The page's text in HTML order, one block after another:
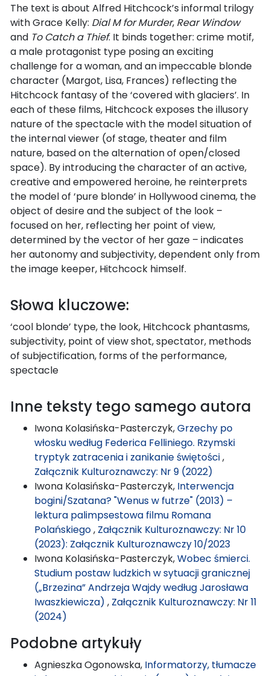
The text is about Alfred Hitchcock’s informal trilogy
with Grace Kelly: Dial M for Murder, Rear Window
and To Catch a Thief. It binds together: crime motif,
a male protagonist type posing an exciting
challenge for a woman, and an impeccable blonde
character (Margot, Lisa, Frances) reflecting the
Hitchcock fantasy of the ‘covered with glaciers’. In
each of these films, Hitchcock exposes the illusory
nature of the spectacle with the model situation of
the internal viewer (of stage, theater and film
nature, based on the alternation of open/closed
space). By introducing the character of an active,
creative and empowered heroine, he reinterprets
the model of ‘pure blonde’ in Hollywood cinema, the
object of desire and the subject of the look –
focused on her, reflecting her point of view,
determined by the vector of her gaze – indicates
her autonomy and subjectivity, dependent only from
the image keeper, Hitchcock himself.
Słowa kluczowe:
‘cool blonde’ type, the look, Hitchcock phantasms,
subjectivity, point of view shot, spectator, methods
of subjectification, forms of the performance,
spectacle
Inne teksty tego samego autora
Iwona Kolasińska-Pasterczyk,Grzechy po
włosku według Federica Felliniego. Rzymski
tryptyk zatracenia i zanikanie świętości,
Załącznik Kulturoznawczy: Nr 9 (2022)
Iwona Kolasińska-Pasterczyk, Interwencja
bogini/Szatana? "Wenus w futrze" (2013) –
lektura palimpsestowa filmu Romana
Polańskiego, Załącznik Kulturoznawczy: Nr 10
(2023): Załącznik Kulturoznawczy 10/2023
Iwona Kolasińska-Pasterczyk,Wobec śmierci.
Studium postaw ludzkich w sytuacji granicznej
(„Brzezina” Andrzeja Wajdy według Jarosława
Iwaszkiewicza) , Załącznik Kulturoznawczy: Nr 11
(2024)
Podobne artykuły
Agnieszka Ogonowska, Informatorzy, tłumacze